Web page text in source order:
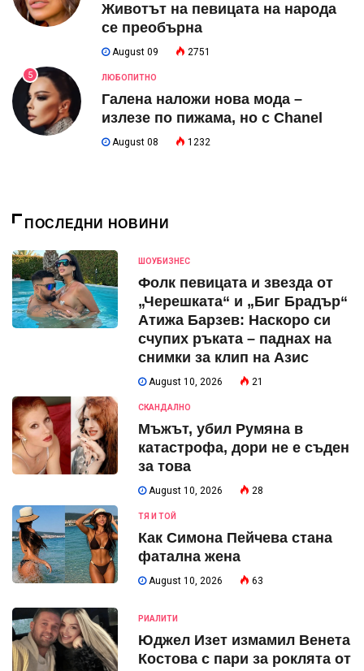
Животът на певицата на народа
се преобърна
August 09 2751
5 ЛЮБОПИТНО
Галена наложи нова мода –
излезе по пижама, но с Chanel
August 08 1232
ПОСЛЕДНИ НОВИНИ
ШОУБИЗНЕС
Фолк певицата и звезда от
„Черешката“ и „Биг Брадър“
Атижа Барзев: Наскоро си
счупих ръката – паднах на
снимки за клип на Азис
August 10, 2026 21
СКАНДАЛНО
Мъжът, убил Румяна в
катастрофа, дори не е съден
за това
August 10, 2026 28
ТЯ И ТОЙ
Как Симона Пейчева стана
фатална жена
August 10, 2026 63
РИАЛИТИ
Юджел Изет измамил Венета
Костова с пари за роклята от